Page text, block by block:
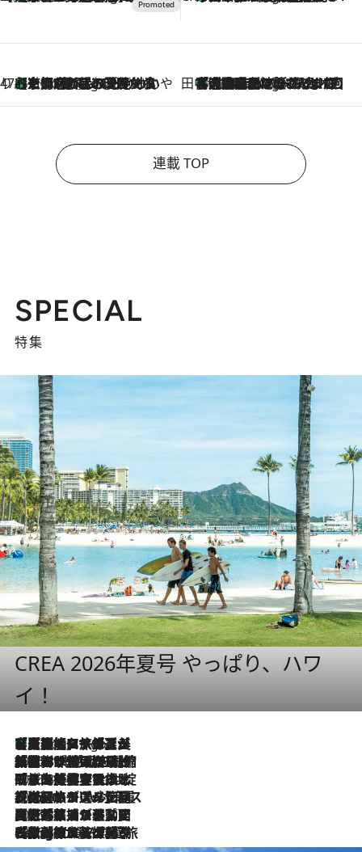
47都道府県の手みやげ ひんやりスイーツで夏を満喫
2 Hours Ago
【京都府】この夏絶対食べたい 冷やしておいしいおやつ3選 ひと口目から心を掴む新緑のテリーヌ 田中稲の勝手に再ブーム
7 Hours Ago
「湘南乃風に憧れて」観客大盛上がりの“タオル回し”に、ラッパー顔負けの高速歌唱まで…さだまさし（74）のアグレッシブすぎる現在地
連載 TOP
SPECIAL
特集
CREA 2026年夏号 やっぱり、ハワ
イ！
2 Hours Ago
【厳選旅コスメ】「多機能アイテムがメイン！」旅好き美容エディターが選んだ夏旅ベストコスメを発表【Mサイズジップ】
2026.8.6
「荷物が増えるほど旅ストレスは増す」美容ジャーナリストがたどり着いた最終結論。“化粧品を劇的に減らす”感動の凝縮美容とは
2026.8.6
「旅先には金髪ウィッグを持参」日本と同じメイクでは損してる!? 美容ジャーナリストが提案する“掟破りの旅美容”とは
2026.8.6
【厳選旅コスメ】「身軽さ＆UV対策重視！」ヘアアーティストshucoが選んだ夏旅ベストコスメを発表【Mサイズジップ】
2026.8.5
【厳選旅コスメ】国内をあちこち移動する河井菜摘が選んだ夏旅ベストコスメ発表！「リラックスアイテムはマスト」【Mサイズジップ】
2026.8.4
【厳選旅コスメ】「紫外線＆乾燥対策しながらメイク感も！」ヘア＆メイクGeorgeが選んだ夏旅ベストコスメを発表！【Mサイズジップ】